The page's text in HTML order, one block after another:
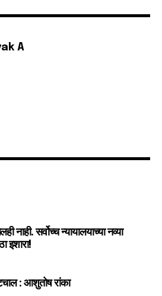
A
नाही. सर्वोच्च न्यायालयाच्या नव्या
इशारा!
: आशुतोष रांका